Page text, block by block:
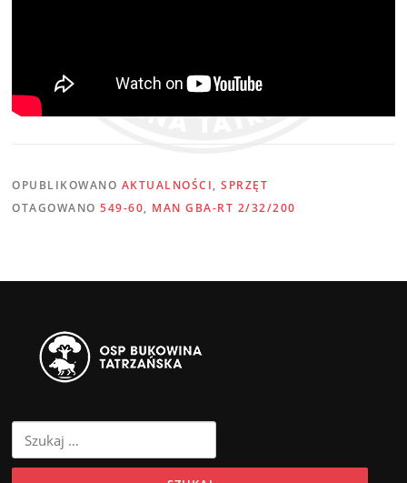
OPUBLIKOWANO AKTUALNOŚCI,SPRZĘT
OTAGOWANO549-60, MAN GBA-RT 2/32/200